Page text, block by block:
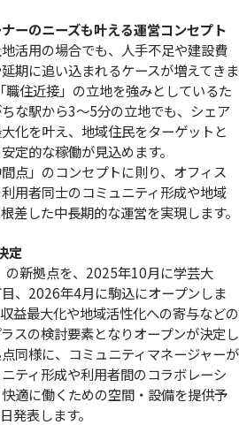
ーのニーズも叶える運営コンセプト
活用の場合でも、人手不足や建設費
期に追い込まれるケースが増えてきま
住近接」の立地を強みとしているた
な駅から3～5分の立地でも、シェア
化を叶え、地域住民をターゲットと
定的な稼働が見込めます。
点」のコンセプトに則り、オフィス
用者同士のコミュニティ形成や地域
差した中長期的な運営を実現します。
定
新拠点を、2025年10月に学芸大
、2026年4月に駒込にオープンしま
益最大化や地域活性化への寄与などの
スの検討要素となりオープンが決定し
同様に、コミュニティマネージャーが
ティ形成や利用者間のコラボレーシ
適に働くための空間・設備を提供予
発表します。